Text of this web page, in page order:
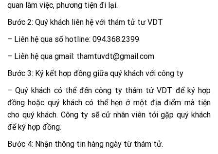
quan làm việc, phương tiện đi lại.
Bước 2: Quý khách liên hệ với thám tử tư VDT
– Liên hệ qua số hotline: 094.368.2399
– Liên hệ qua gmail: thamtuvdt@gmail.com
Bước 3: Ký kết hợp đồng giữa quý khách với công ty
– Quý khách có thể đến công ty thám tử VDT để ký hợp
đồng hoặc quý khách có thể hẹn ở một địa điểm mà tiện
cho quý khách. Công ty sẽ cử nhân viên tới gặp quý khách
để ký hợp đồng.
Bước 4: Nhận thông tin hàng ngày từ thám tử.